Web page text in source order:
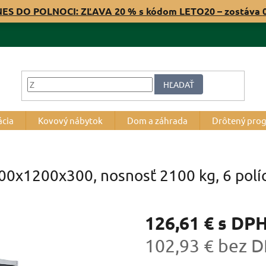
DO POLNOCI: ZĽAVA 20 % s kódom LETO20 – zostáva
HĽADAŤ
Kovový nábytok Dom a záhrada Drôtený
nosnosť 2100 kg, 6
126,61 € s
102,93 € bez